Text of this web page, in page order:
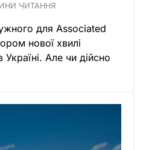
ЧИТАННЯ
для Associated
нової хвилі
Україні. Але чи дійсно